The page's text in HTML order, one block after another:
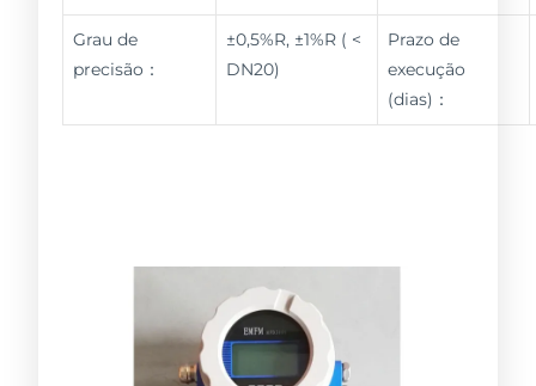
Grau de
precisão：
±0,5%R, ±1%R ( <
DN20)
Prazo de
execução
(dias)：